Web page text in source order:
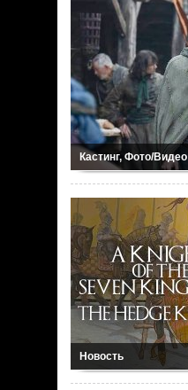
Кастинг, Фото/Видео
Новость